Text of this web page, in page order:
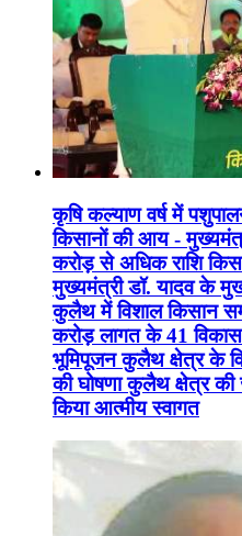
कृषि कल्याण वर्ष में
किसानों की आय -
करोड़ से अधिक राशि
मुख्यमंत्री डॉ. यादव के
कुलैथ में विशाल किसान
करोड़ लागत के 41 विकास
भूमिपूजन कुलैथ क्षेत्र के
की घोषणा कुलैथ क्षेत्र
किया आत्मीय स्वागत